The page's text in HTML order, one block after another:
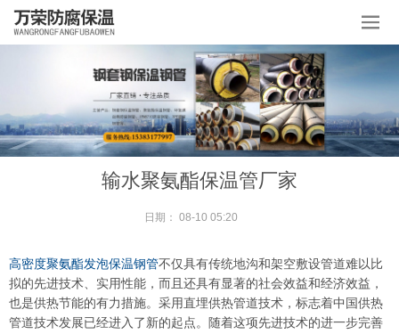
输水聚氨酯保温管厂家
日期： 08-10 05:20
高密度聚氨酯发泡保温钢管不仅具有传统地沟和架空敷设管道难以比
拟的先进技术、实用性能，而且还具有显著的社会效益和经济效益，
也是供热节能的有力措施。采用直埋供热管道技术，标志着中国供热
管道技术发展已经进入了新的起点。随着这项先进技术的进一步完善